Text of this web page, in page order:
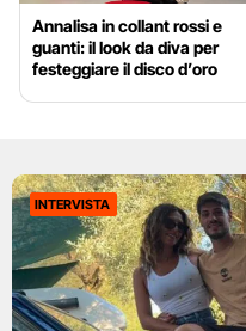
Annalisa in collant rossi e
guanti: il look da diva per
festeggiare il disco d’oro
INTERVISTA